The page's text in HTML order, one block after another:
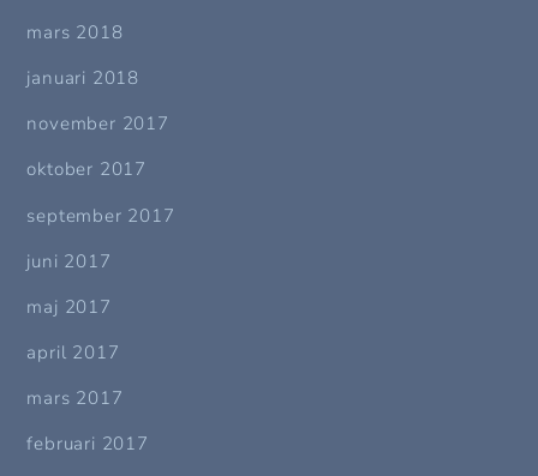
mars 2018
januari 2018
november 2017
oktober 2017
september 2017
juni 2017
maj 2017
april 2017
mars 2017
februari 2017